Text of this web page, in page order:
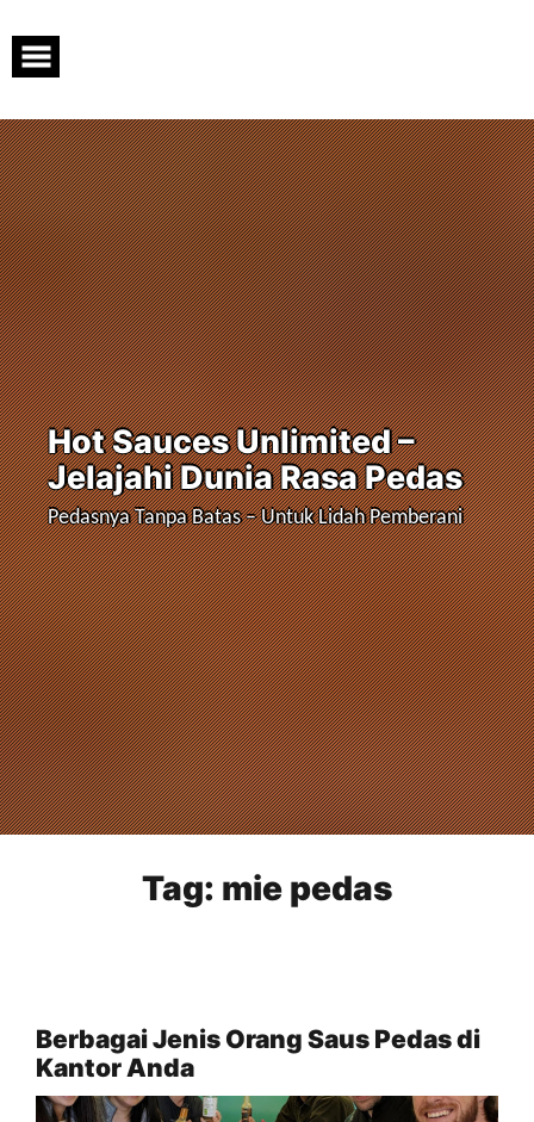
content
Hot Sauces Unlimited –
Jelajahi Dunia Rasa Pedas
Pedasnya Tanpa Batas – Untuk Lidah Pemberani
Tag: mie pedas
Berbagai Jenis Orang Saus Pedas di
Kantor Anda